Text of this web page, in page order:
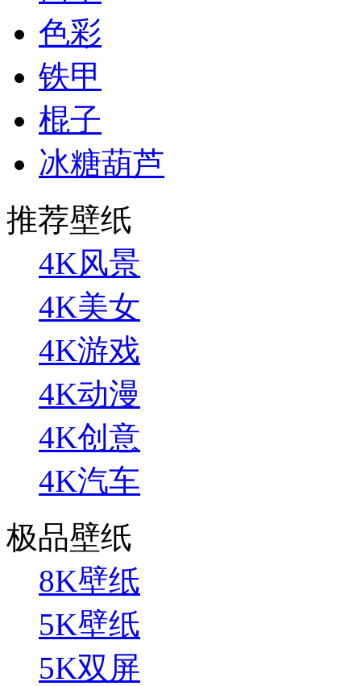
色彩
铁甲
棍子
冰糖葫芦
推荐壁纸
4K风景
4K美女
4K游戏
4K动漫
4K创意
4K汽车
极品壁纸
8K壁纸
5K壁纸
5K双屏